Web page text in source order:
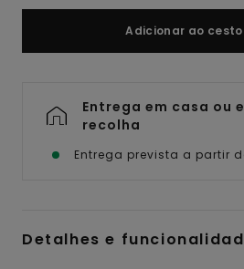
Adicionar ao cesto
Entrega em casa ou
recolha
Entrega prevista a partir
Detalhes e